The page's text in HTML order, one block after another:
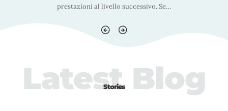
prestazioni al livello successivo. Se…
Stories
Latest Blog